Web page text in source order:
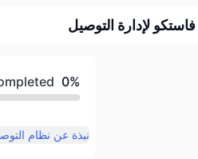
لإدارة التوصيل
0%
نبذة عن نظام